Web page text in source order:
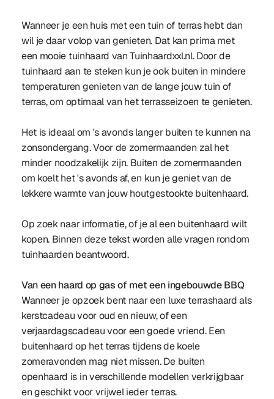
Wanneer je een huis met een tuin of terras hebt dan
wil je daar volop van genieten. Dat kan prima met
een mooie tuinhaard van Tuinhaardxxl.nl. Door de
tuinhaard aan te steken kun je ook buiten in mindere
temperaturen genieten van de lange jouw tuin of
terras, om optimaal van het terrasseizoen te genieten.
Het is ideaal om 's avonds langer buiten te kunnen na
zonsondergang. Voor de zomermaanden zal het
minder noodzakelijk zijn. Buiten de zomermaanden
om koelt het 's avonds af, en kun je geniet van de
lekkere warmte van jouw houtgestookte buitenhaard.
Op zoek naar informatie, of je al een buitenhaard wilt
kopen. Binnen deze tekst worden alle vragen rondom
tuinhaarden beantwoord.
Van een haard op gas of met een ingebouwde BBQ
Wanneer je opzoek bent naar een luxe terrashaard als
kerstcadeau voor oud en nieuw, of een
verjaardagscadeau voor een goede vriend. Een
buitenhaard op het terras tijdens de koele
zomeravonden mag niet missen. De buiten
openhaard is in verschillende modellen verkrijgbaar
en geschikt voor vrijwel ieder terras.